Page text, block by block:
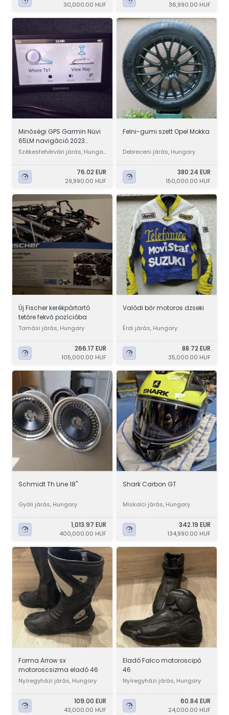
30,000.00 HUF 36,990.00 HUF
Minőségi GPS Garmin Nüvi
65LM navigáció 2023
élettartam ingyen Full EU
Székesfehérvári járás, Hungar
76.02 EUR
29,990.00 HUF
Felni-gumi szett Opel Mokka
Debreceni járás, Hungary
380.24 EUR
150,000.00 HUF
Új Fischer kerékpártartó
tetőre fekvő pozícióba
Tamási járás, Hungary
266.17 EUR
105,000.00 HUF
Valódi bőr motoros dzseki
Érdi járás, Hungary
88.72 EUR
35,000.00 HUF
Schmidt Th Line 18"
Gyáli járás, Hungary
1,013.97 EUR
400,000.00 HUF
Shark Carbon GT
Miskolci járás, Hungary
342.19 EUR
134,990.00 HUF
Forma Arrow sx
motoroscsizma eladó 46
Nyíregyházi járás, Hungary
109.00 EUR
43,000.00 HUF
Eladó Falco motoroscipő
46
Nyíregyházi járás, Hungary
60.84 EUR
24,000.00 HUF